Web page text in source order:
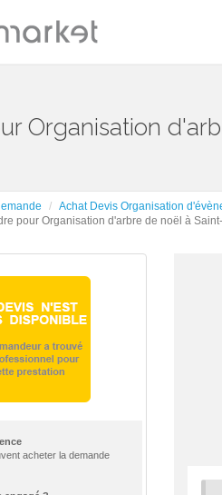
Organisation
Achat Devis Organisation
pour Organisation d'arbre de noël à
acheter la demande
-